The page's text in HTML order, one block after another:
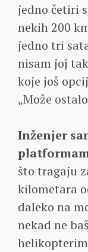
jedno četiri
nekih 200
jedno tri
nisam joj
koje još
„Može
Inženjer
što tragaju
kilometara
daleko na
nekad ne